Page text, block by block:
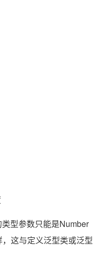
型参数只能是Number
这与定义泛型类或泛型